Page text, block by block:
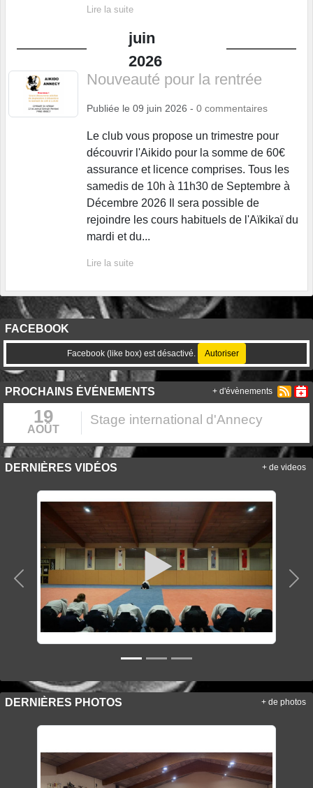
Lire la suite
juin
2026
Nouveauté pour la rentrée
Publiée le 09 juin 2026 - 0 commentaires
Le club vous propose un trimestre pour
découvrir l'Aikido pour la somme de 60€
assurance et licence comprises. Tous les
samedis de 10h à 11h30 de Septembre à
Décembre 2026 Il sera possible de
rejoindre les cours habituels de l'Aïkikaï du
mardi et du...
Lire la suite
FACEBOOK
Facebook (like box) est désactivé. Autoriser
PROCHAINS ÉVÉNEMENTS
19
AOÛT
Stage international d'Annecy
+ d'évènements
DERNIÈRES VIDÉOS
Précedent
+ de videos
DERNIÈRES PHOTOS + de photos